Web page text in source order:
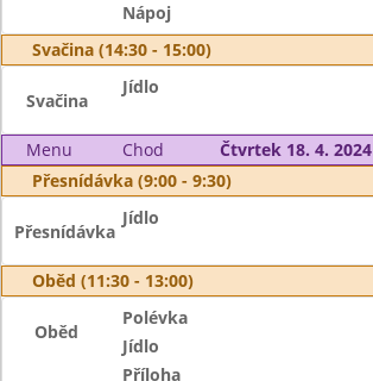
Nápoj
Svačina (14:30 - 15:00)
Svačina
Jídlo
Menu Chod
Čtvrtek 18. 4. 2024
Přesnídávka (9:00 - 9:30)
Přesnídávka
Jídlo
Oběd (11:30 - 13:00)
Oběd
Polévka
Jídlo
Příloha